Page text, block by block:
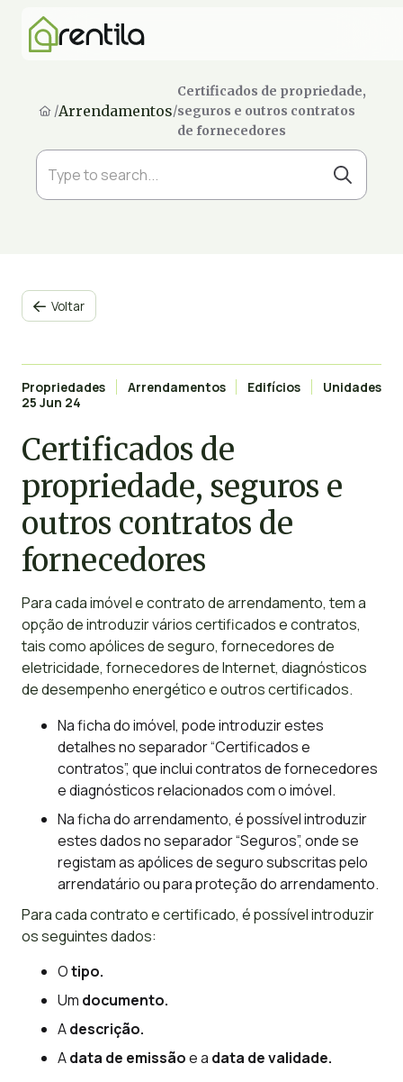
/Arrendamentos/
Certificados de propriedade,
seguros e outros contratos
de fornecedores
 Voltar
Propriedades Arrendamentos Edifícios
Unidades
25 Jun 24
Certificados de
propriedade, seguros e
outros contratos de
fornecedores
Para cada imóvel e contrato de arrendamento, tem a
opção de introduzir vários certificados e contratos,
tais como apólices de seguro, fornecedores de
eletricidade, fornecedores de Internet, diagnósticos
de desempenho energético e outros certificados.
Na ficha do imóvel, pode introduzir estes
detalhes no separador “Certificados e
contratos”, que inclui contratos de fornecedores
e diagnósticos relacionados com o imóvel.
Na ficha do arrendamento, é possível introduzir
estes dados no separador “Seguros”, onde se
registam as apólices de seguro subscritas pelo
arrendatário ou para proteção do arrendamento.
Para cada contrato e certificado, é possível introduzir
os seguintes dados:
Otipo.
Um documento.
Adescrição.
Adata de emissãoe a data de validade.